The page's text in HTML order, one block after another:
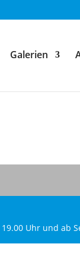
Galerien
Uhr und ab